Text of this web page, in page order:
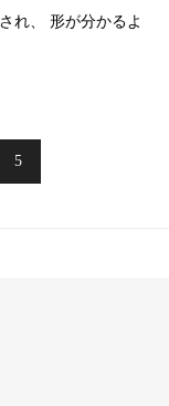
れ、 形が分かるよ
5